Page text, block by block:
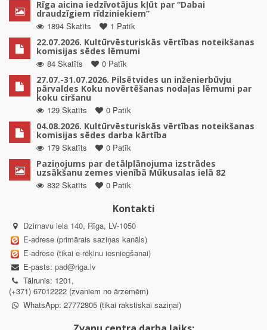
Rīga aicina iedzīvotājus kļūt par “Dabai
draudzīgiem rīdziniekiem”
1894 Skatīts
1 Patīk
22.07.2026. Kultūrvēsturiskās vērtības noteikšanas
komisijas sēdes lēmumi
84 Skatīts
0 Patīk
27.07.-31.07.2026. Pilsētvides un inženierbūvju
pārvaldes Koku novērtēšanas nodaļas lēmumi par
koku ciršanu
129 Skatīts
0 Patīk
04.08.2026. Kultūrvēsturiskās vērtības noteikšanas
komisijas sēdes darba kārtība
179 Skatīts
0 Patīk
Paziņojums par detālplānojuma izstrādes
uzsākšanu zemes vienībā Mūkusalas ielā 82
832 Skatīts
0 Patīk
Kontakti
Dzirnavu iela 140, Rīga, LV-1050
E-adrese (primārais saziņas kanāls)
E-adrese (tikai e-rēķinu iesniegšanai)
E-pasts: pad@riga.lv
Tālrunis: 1201,
(+371) 67012222 (zvaniem no ārzemēm)
WhatsApp: 27772805 (tikai rakstiskai saziņai)